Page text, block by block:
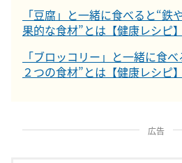
「豆腐」と一緒に食べると“鉄
果的な食材”とは【健康レシピ】
「ブロッコリー」と一緒に食
２つの食材”とは【健康レシピ】
広告